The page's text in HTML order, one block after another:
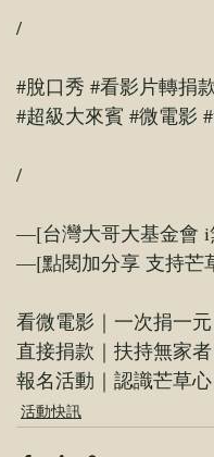
/
#脫口秀 #看影片轉捐
#超級大來賓 #微電影
/
—[台灣大哥大基金會
—[點閱加分享 支持
看微電影｜一次捐一元
直接捐款｜扶持無家者
報名活動｜認識芒草心
活動快訊